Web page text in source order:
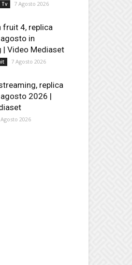
7 Agosto 2026
fruit 4, replica
in
| Video Mediaset
7 Agosto 2026
replica
2026 |
2026